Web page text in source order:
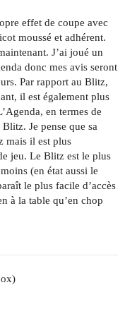
effet de coupe avec
moussé et adhérent.
J’ai joué un
donc mes avis seront
Par rapport au Blitz,
il est également plus
en termes de
Je pense que sa
mais il est plus
jeu. Le Blitz est le plus
(en état aussi le
le plus facile d’accès
à la table qu’en chop